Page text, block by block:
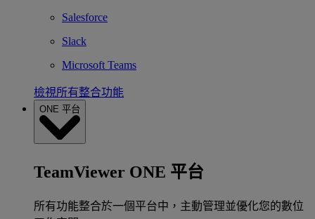
Salesforce
Slack
Microsoft Teams
檢視所有整合功能
ONE 平台
TeamViewer ONE 平台
所有功能整合於一個平台中，主動管理並優化您的數位